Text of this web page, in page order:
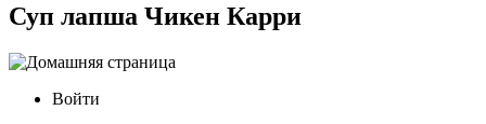
Суп лапша Чикен Карри
Войти